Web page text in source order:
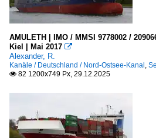
AMULETH | IMO / MMSI 9778002 /
Kiel | Mai 2017 
Alexander, R.
Kanäle / Deutschland / Nord-Ostsee-Kanal,
 82 1200x749 Px, 29.12.2025